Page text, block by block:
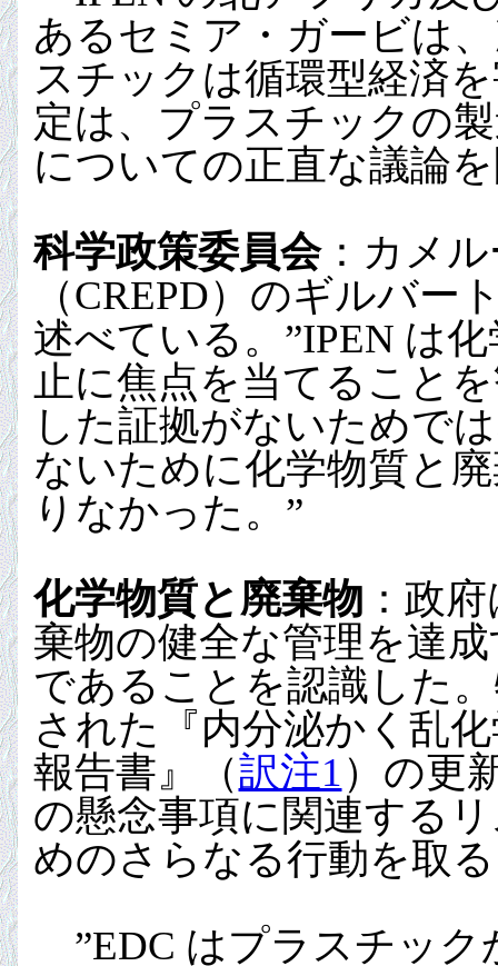
あるセミア・ガービは
スチックは循環型経済
定は、プラスチックの
についての正直な議論
科学政策委員会：カメ
（CREPD）のギルバ
述べている。”IPEN は
止に焦点を当てること
した証拠がないためで
ないために化学物質と
りなかった。”
化学物質と廃棄物 ：政
棄物の健全な管理を達
であることを認識した
された『内分泌かく乱
報告書』（訳注1 ）の更
の懸念事項に関連する
めのさらなる行動を取
”EDC はプラスチック